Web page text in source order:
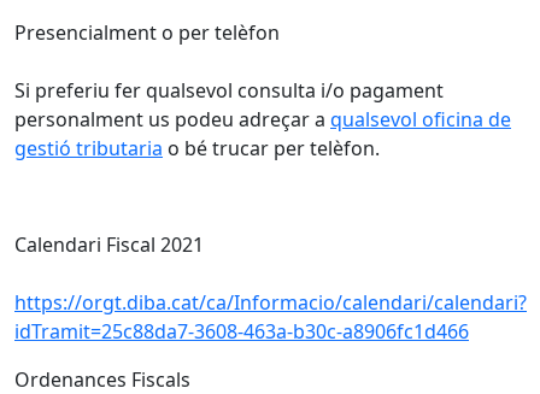
Presencialment o per telèfon
Si preferiu fer qualsevol consulta i/o pagament
personalment us podeu adreçar a qualsevol oficina de
gestió tributaria o bé trucar per telèfon.
Calendari Fiscal 2021
https://orgt.diba.cat/ca/Informacio/calendari/calendari?
idTramit=25c88da7-3608-463a-b30c-a8906fc1d466
Ordenances Fiscals